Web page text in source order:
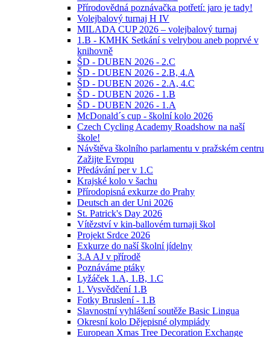
Přírodovědná poznávačka potřetí: jaro je tady!
Volejbalový turnaj H IV
MILADA CUP 2026 – volejbalový turnaj
1.B - KMHK Setkání s velrybou aneb poprvé v
knihovně
ŠD - DUBEN 2026 - 2.C
ŠD - DUBEN 2026 - 2.B, 4.A
ŠD - DUBEN 2026 - 2.A, 4.C
ŠD - DUBEN 2026 - 1.B
ŠD - DUBEN 2026 - 1.A
McDonald´s cup - školní kolo 2026
Czech Cycling Academy Roadshow na naší
škole!
Návštěva školního parlamentu v pražském centru
Zažijte Evropu
Předávání per v 1.C
Krajské kolo v šachu
Přírodopisná exkurze do Prahy
Deutsch an der Uni 2026
St. Patrick's Day 2026
Vítězství v kin-ballovém turnaji škol
Projekt Srdce 2026
Exkurze do naší školní jídelny
3.A AJ v přírodě
Poznáváme ptáky
Lyžáček 1.A, 1.B, 1.C
1. Vysvědčení 1.B
Fotky Bruslení - 1.B
Slavnostní vyhlášení soutěže Basic Lingua
Okresní kolo Dějepisné olympiády
European Xmas Tree Decoration Exchange